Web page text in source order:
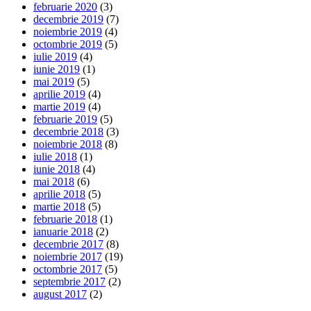
februarie 2020 (3)
decembrie 2019 (7)
noiembrie 2019 (4)
octombrie 2019 (5)
iulie 2019 (4)
iunie 2019 (1)
mai 2019 (5)
aprilie 2019 (4)
martie 2019 (4)
februarie 2019 (5)
decembrie 2018 (3)
noiembrie 2018 (8)
iulie 2018 (1)
iunie 2018 (4)
mai 2018 (6)
aprilie 2018 (5)
martie 2018 (5)
februarie 2018 (1)
ianuarie 2018 (2)
decembrie 2017 (8)
noiembrie 2017 (19)
octombrie 2017 (5)
septembrie 2017 (2)
august 2017 (2)